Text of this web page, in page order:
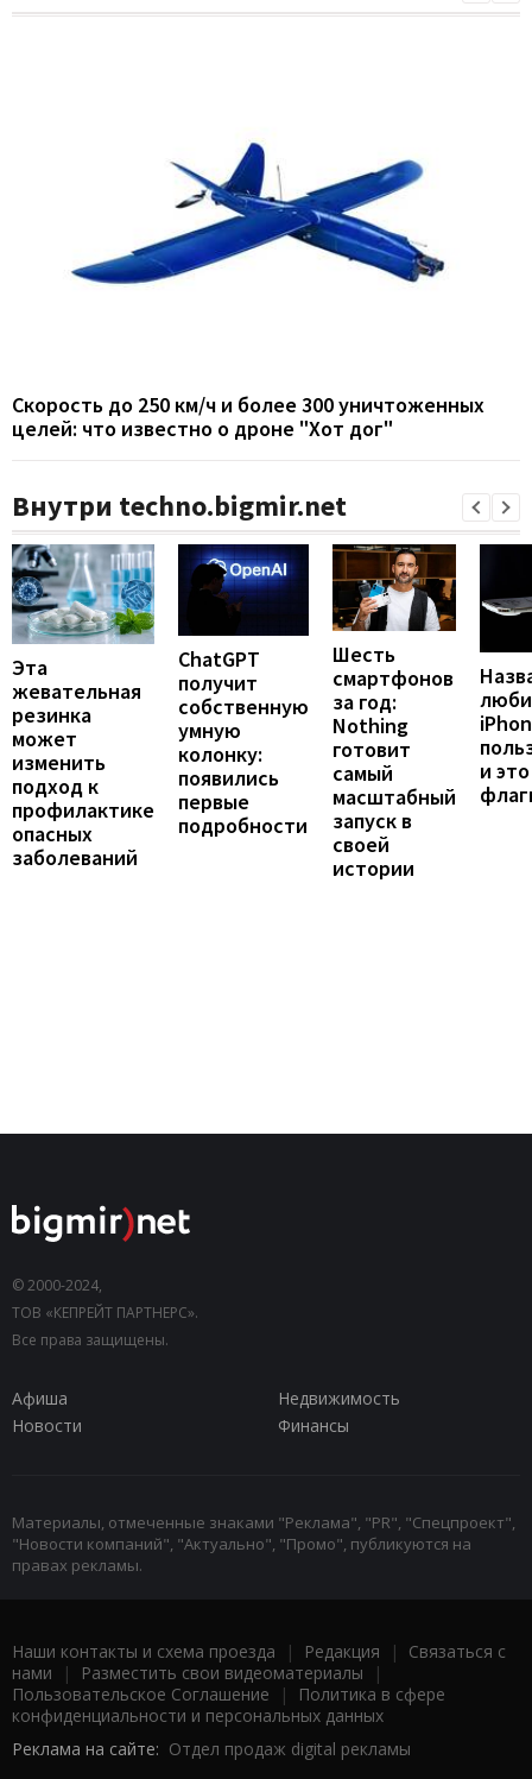
Скорость до 250 км/ч и более 300 уничтоженных
целей: что известно о дроне "Хот дог"
Внутри techno.bigmir.net
Эта
жевательная
резинка
может
изменить
подход к
профилактике
опасных
заболеваний
ChatGPT
получит
собственную
умную
колонку:
появились
первые
подробности
Шесть
смартфонов
за год:
Nothing
готовит
самый
масштабный
запуск в
своей
истории
и
© 2000-2024,
ТОВ «КЕПРЕЙТ ПАРТНЕРС».
Все права защищены.
Афиша
Недвижимость
Новости
Финансы
Материалы, отмеченные знаками "Реклама", "PR", "Спецпроект",
"Новости компаний", "Актуально", "Промо", публикуются на
правах рекламы.
Наши контакты и схема проезда | Редакция | Связаться с
нами | Разместить свои видеоматериалы |
Пользовательское Соглашение |
Политика в сфере
конфиденциальности и персональных данных
Реклама на сайте: Отдел продаж digital рекламы